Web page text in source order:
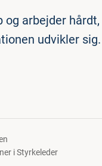
og arbejder hårdt,
udvikler sig.
i Styrkeleder